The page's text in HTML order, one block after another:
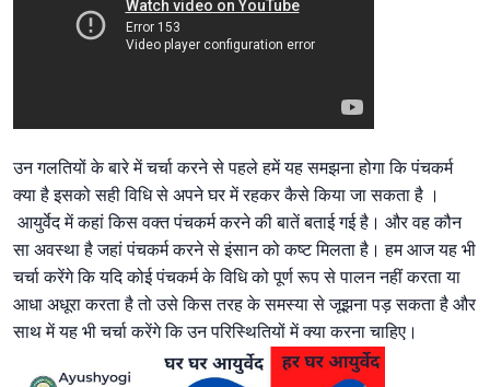
उन गलतियों के बारे में चर्चा करने से पहले हमें यह समझना होगा कि पंचकर्म
क्या है इसको सही विधि से अपने घर में रहकर कैसे किया जा सकता है ।
आयुर्वेद में कहां किस वक्त पंचकर्म करने की बातें बताई गई है। और वह कौन
सा अवस्था है जहां पंचकर्म करने से इंसान को कष्ट मिलता है। हम आज यह भी
चर्चा करेंगे कि यदि कोई पंचकर्म के विधि को पूर्ण रूप से पालन नहीं करता या
आधा अधूरा करता है तो उसे किस तरह के समस्या से जूझना पड़ सकता है और
साथ में यह भी चर्चा करेंगे कि उन परिस्थितियों में क्या करना चाहिए।